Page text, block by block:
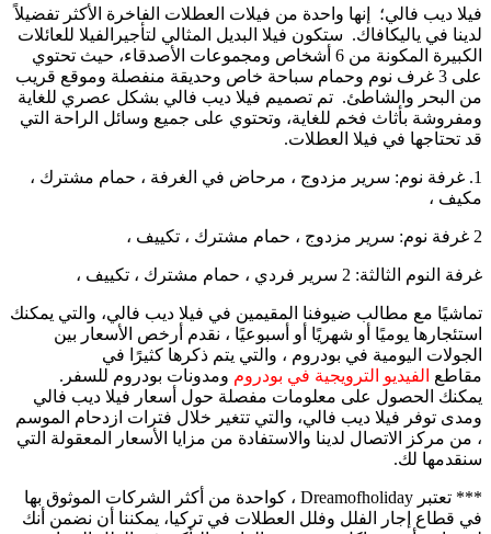
فيلا ديب فالي؛ إنها واحدة من فيلات العطلات الفاخرة الأكثر تفضيلاً
لدينا في ياليكافاك. ستكون فيلا البديل المثالي لتأجيرالفيلا للعائلات
الكبيرة المكونة من 6 أشخاص ومجموعات الأصدقاء، حيث تحتوي
على 3 غرف نوم وحمام سباحة خاص وحديقة منفصلة وموقع قريب
من البحر والشاطئ. تم تصميم فيلا ديب فالي بشكل عصري للغاية
ومفروشة بأثاث فخم للغاية، وتحتوي على جميع وسائل الراحة التي
قد تحتاجها في فيلا العطلات.
1. غرفة نوم: سرير مزدوج ، مرحاض في الغرفة ، حمام مشترك ،
مكيف ،
2 غرفة نوم: سرير مزدوج ، حمام مشترك ، تكييف ،
غرفة النوم الثالثة: 2 سرير فردي ، حمام مشترك ، تكييف ،
تماشيًا مع مطالب ضيوفنا المقيمين في فيلا ديب فالي، والتي يمكنك
استئجارها يوميًا أو شهريًا أو أسبوعيًا ، نقدم أرخص الأسعار بين
الجولات اليومية في بودروم ، والتي يتم ذكرها كثيرًا في
مقاطع الفيديو الترويجية في بودروم ومدونات بودروم للسفر.
يمكنك الحصول على معلومات مفصلة حول أسعار فيلا ديب فالي
ومدى توفر فيلا ديب فالي، والتي تتغير خلال فترات ازدحام الموسم
، من مركز الاتصال لدينا والاستفادة من مزايا الأسعار المعقولة التي
سنقدمها لك.
*** تعتبر Dreamofholiday ، كواحدة من أكثر الشركات الموثوق بها
في قطاع إجار الفلل وفلل العطلات في تركيا، يمكننا أن نضمن أنك